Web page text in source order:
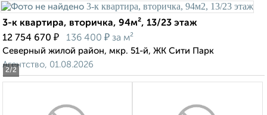
2/2
3-к квартира, вторичка, 94м², 13/23 этаж
12 754 670 ₽ 136 400 ₽ за м²
Северный жилой район, мкр. 51-й, ЖК Сити Парк
Агентство, 01.08.2026